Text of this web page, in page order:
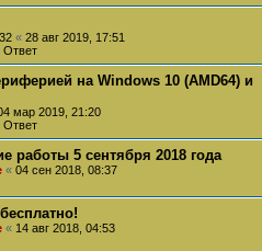
« 28 авг 2019, 17:51
Ответ
на Windows 10 (AMD64) и
мар 2019, 21:20
Ответ
работы 5 сентября 2018 года
« 04 сен 2018, 08:37
« 14 авг 2018, 04:53